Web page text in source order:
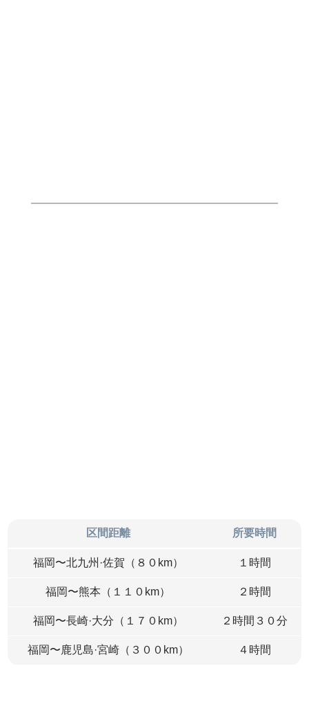
区間距離 所要時間
福岡〜北九州·佐賀（８０km） １時間
福岡〜熊本（１１０km） ２時間
福岡〜長崎·大分（１７０km） ２時間３０分
福岡〜鹿児島·宮崎（３００km） ４時間